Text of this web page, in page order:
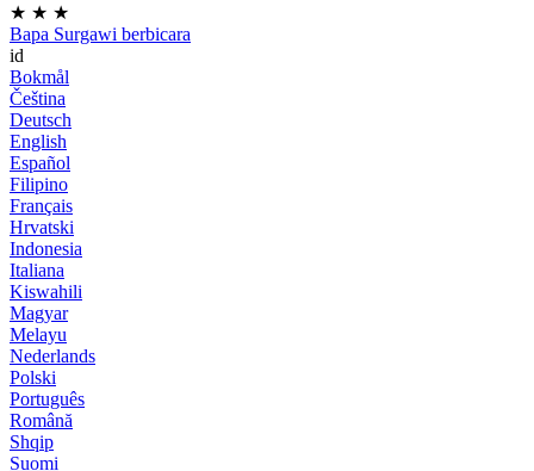
★ ★ ★
Bapa Surgawi berbicara
id
Bokmål
Čeština
Deutsch
English
Español
Filipino
Français
Hrvatski
Indonesia
Italiana
Kiswahili
Magyar
Melayu
Nederlands
Polski
Português
Română
Shqip
Suomi